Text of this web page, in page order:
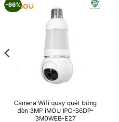
-66%
Camera Wifi quay quét bóng
đèn 3MP iMOU IPC-S6DP-
3M0WEB-E27